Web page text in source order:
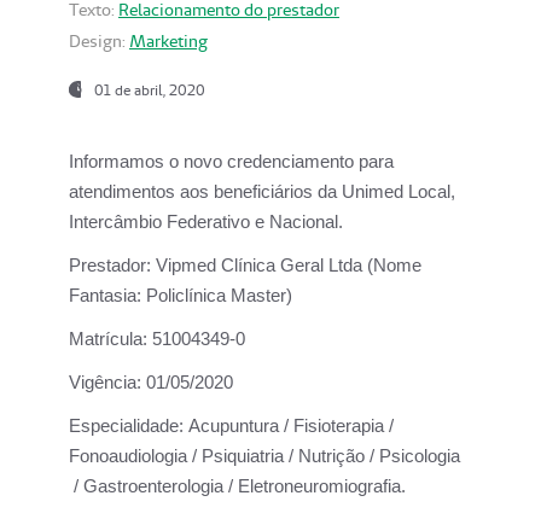
Texto: Relacionamento do prestador
Design: Marketing
01 de abril, 2020
Informamos o novo credenciamento para
atendimentos aos beneficiários da Unimed Local,
Intercâmbio Federativo e Nacional.
Prestador: Vipmed Clínica Geral Ltda (Nome
Fantasia: Policlínica Master)
Matrícula: 51004349-0
Vigência: 01/05/2020
Especialidade: Acupuntura / Fisioterapia /
Fonoaudiologia / Psiquiatria / Nutrição / Psicologia
/ Gastroenterologia / Eletroneuromiografia.